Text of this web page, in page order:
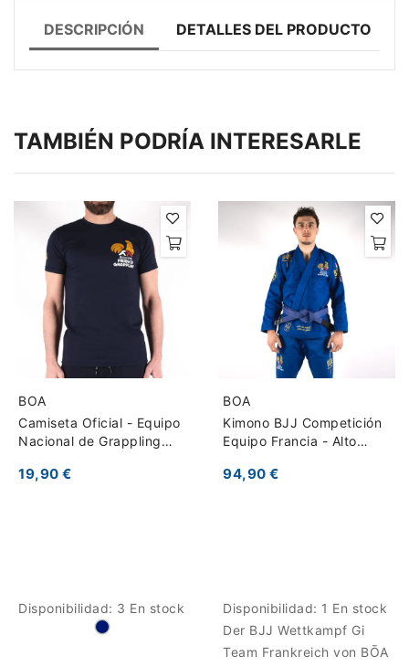
DESCRIPCIÓN DETALLES DEL PRODUCTO
TAMBIÉN PODRÍA INTERESARLE
BOA
Camiseta Oficial - Equipo
Nacional de Grappling
19,90 €
Disponibilidad: 3 En stock
BOA
Kimono BJJ Competición
Equipo Francia - Alto
94,90 €
Disponibilidad: 1 En stock
Der BJJ Wettkampf Gi
Team Frankreich von BŌA